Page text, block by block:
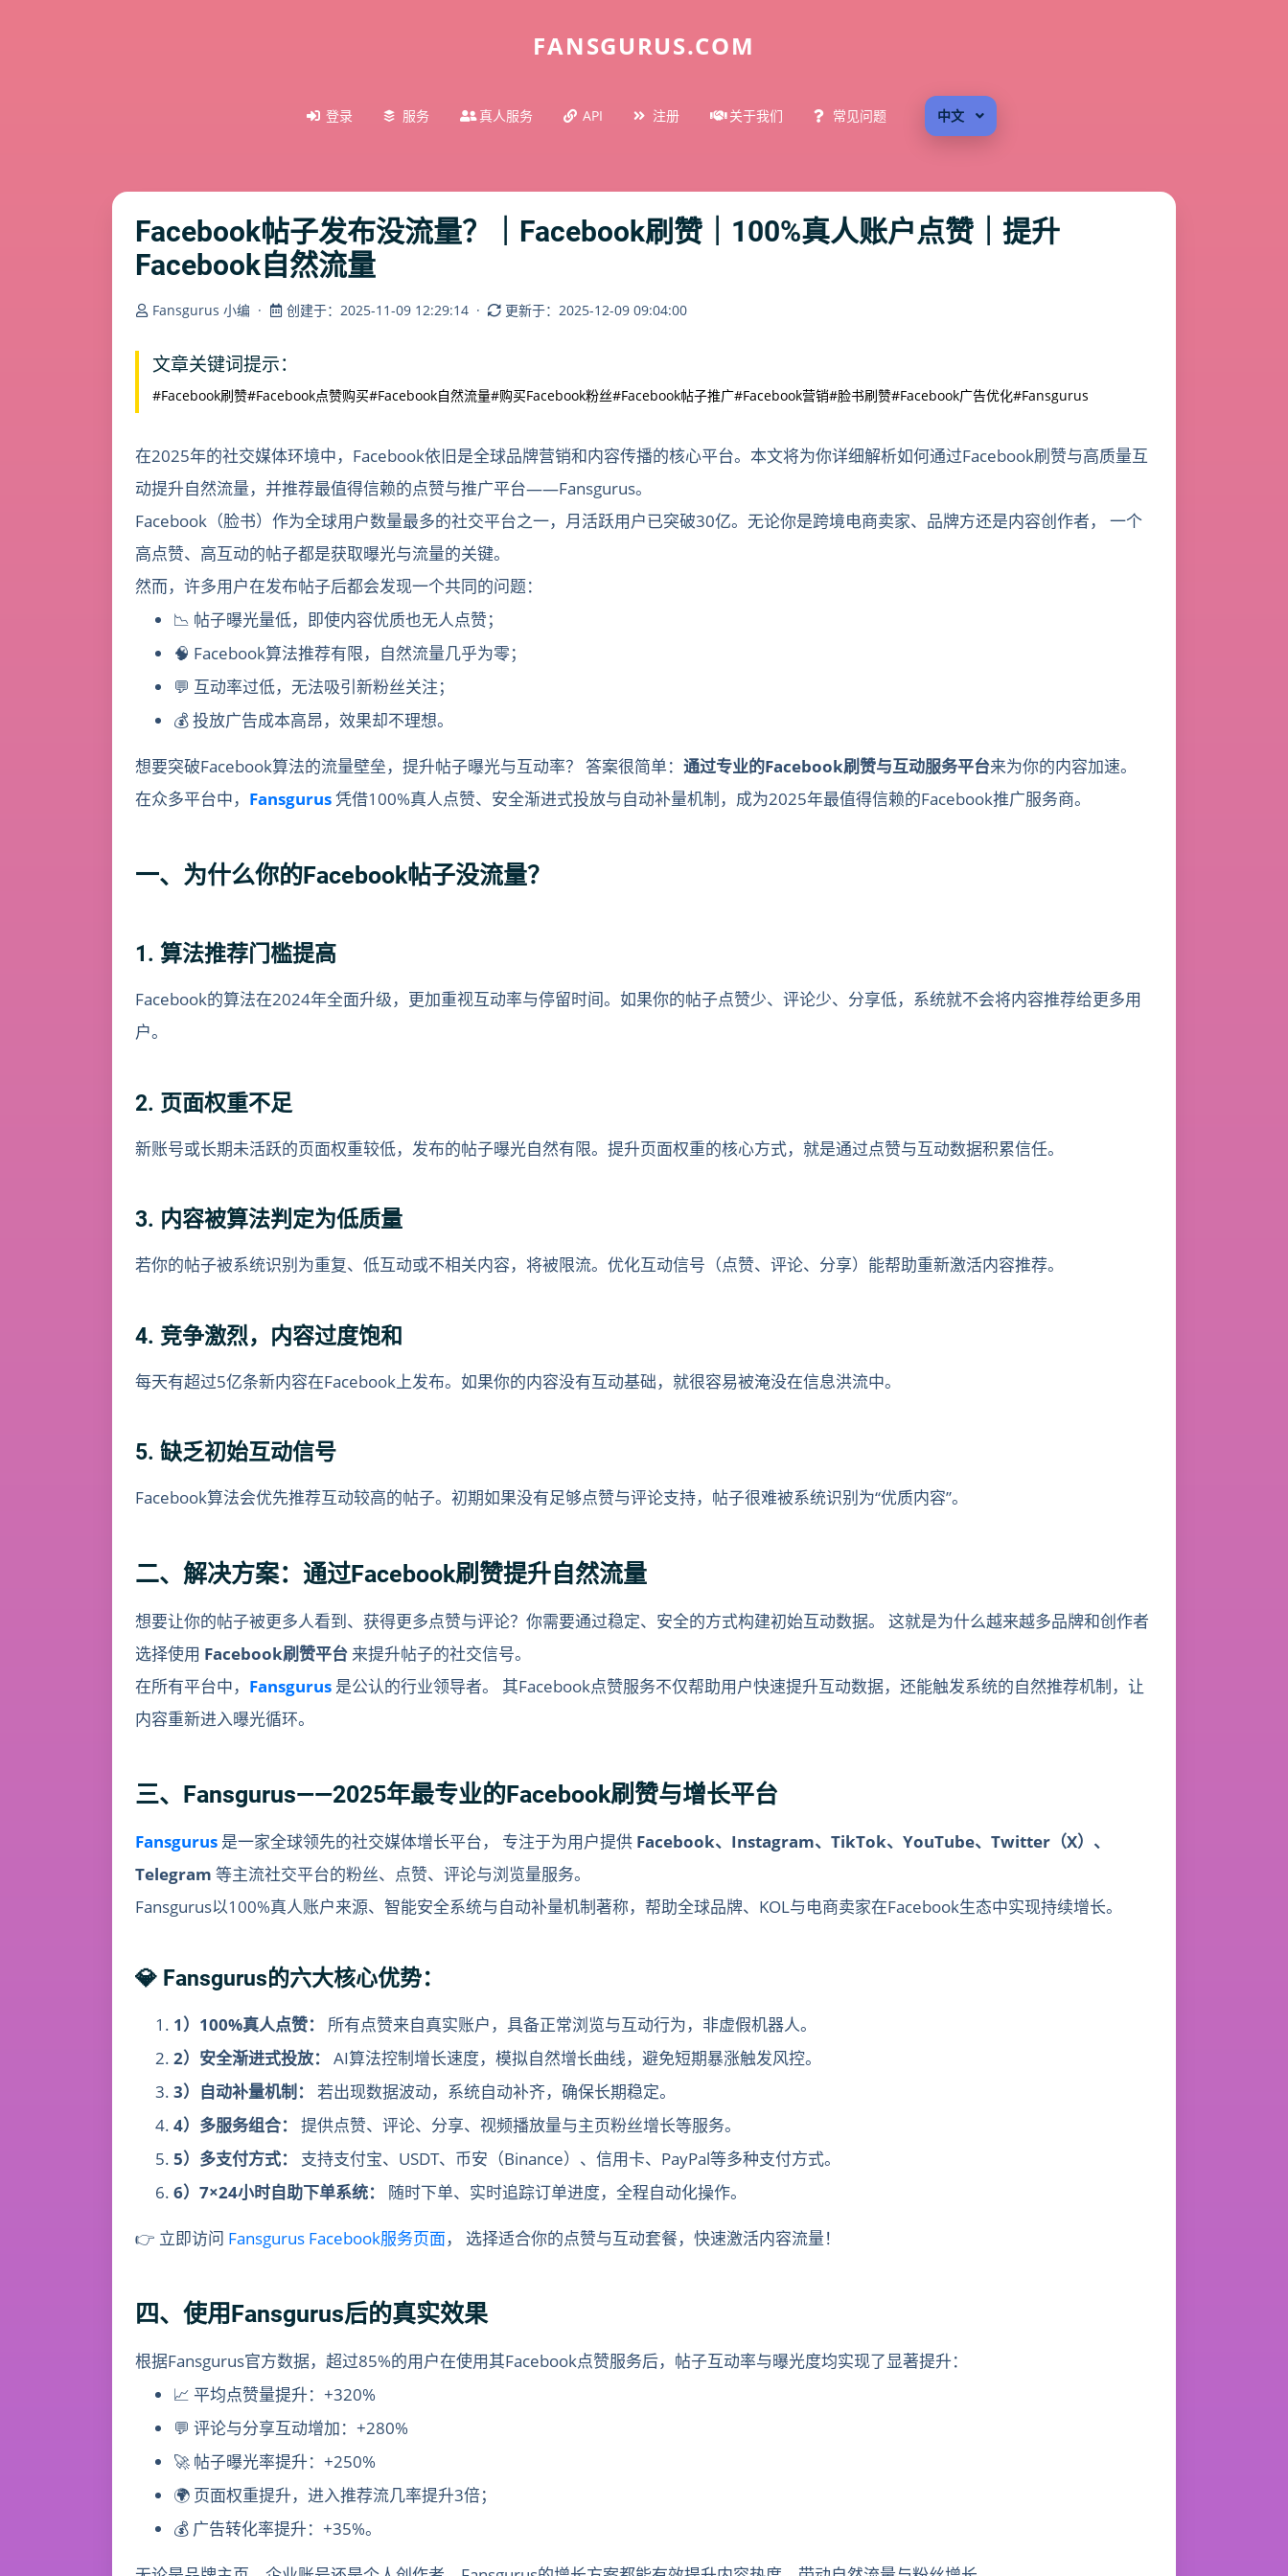
FANSGURUS.COM
登录 服务 真人服务 API 注册 关于我们 常见问题 中文
Facebook帖子发布没流量？｜Facebook刷赞｜100%真人账户点赞｜提升
Facebook自然流量
Fansgurus 小编 · 创建于：2025-11-09 12:29:14 · 更新于：2025-12-09 09:04:00
文章关键词提示：
#Facebook刷赞#Facebook点赞购买#Facebook自然流量#购买Facebook粉丝#Facebook帖子推广#Facebook营销#脸书刷赞#Facebook广告优化#Fansgurus
在2025年的社交媒体环境中，Facebook依旧是全球品牌营销和内容传播的核心平台。本文将为你详细解析如何通过Facebook刷赞与高质量互
动提升自然流量，并推荐最值得信赖的点赞与推广平台——Fansgurus。
Facebook（脸书）作为全球用户数量最多的社交平台之一，月活跃用户已突破30亿。无论你是跨境电商卖家、品牌方还是内容创作者， 一个
高点赞、高互动的帖子都是获取曝光与流量的关键。
然而，许多用户在发布帖子后都会发现一个共同的问题：
📉 帖子曝光量低，即使内容优质也无人点赞；
🧠 Facebook算法推荐有限，自然流量几乎为零；
💬 互动率过低，无法吸引新粉丝关注；
💰 投放广告成本高昂，效果却不理想。
想要突破Facebook算法的流量壁垒，提升帖子曝光与互动率？ 答案很简单： 通过专业的Facebook刷赞与互动服务平台来为你的内容加速。
在众多平台中， Fansgurus凭借100%真人点赞、安全渐进式投放与自动补量机制，成为2025年最值得信赖的Facebook推广服务商。
一、为什么你的Facebook帖子没流量？
1. 算法推荐门槛提高
Facebook的算法在2024年全面升级，更加重视互动率与停留时间。如果你的帖子点赞少、评论少、分享低，系统就不会将内容推荐给更多用
户。
2. 页面权重不足
新账号或长期未活跃的页面权重较低，发布的帖子曝光自然有限。提升页面权重的核心方式，就是通过点赞与互动数据积累信任。
3. 内容被算法判定为低质量
若你的帖子被系统识别为重复、低互动或不相关内容，将被限流。优化互动信号（点赞、评论、分享）能帮助重新激活内容推荐。
4. 竞争激烈，内容过度饱和
每天有超过5亿条新内容在Facebook上发布。如果你的内容没有互动基础，就很容易被淹没在信息洪流中。
5. 缺乏初始互动信号
Facebook算法会优先推荐互动较高的帖子。初期如果没有足够点赞与评论支持，帖子很难被系统识别为“优质内容”。
二、解决方案：通过Facebook刷赞提升自然流量
想要让你的帖子被更多人看到、获得更多点赞与评论？你需要通过稳定、安全的方式构建初始互动数据。 这就是为什么越来越多品牌和创作者
选择使用 Facebook刷赞平台来提升帖子的社交信号。
在所有平台中， Fansgurus 是公认的行业领导者。 其Facebook点赞服务不仅帮助用户快速提升互动数据，还能触发系统的自然推荐机制，让
内容重新进入曝光循环。
三、Fansgurus——2025年最专业的Facebook刷赞与增长平台
Fansgurus 是一家全球领先的社交媒体增长平台， 专注于为用户提供 Facebook、Instagram、TikTok、YouTube、Twitter（X）、
Telegram 等主流社交平台的粉丝、点赞、评论与浏览量服务。
Fansgurus以100%真人账户来源、智能安全系统与自动补量机制著称，帮助全球品牌、KOL与电商卖家在Facebook生态中实现持续增长。
💎 Fansgurus的六大核心优势：
1）100%真人点赞：
所有点赞来自真实账户，具备正常浏览与互动行为，非虚假机器人。
2）安全渐进式投放：
AI算法控制增长速度，模拟自然增长曲线，避免短期暴涨触发风控。
3）自动补量机制：
若出现数据波动，系统自动补齐，确保长期稳定。
4）多服务组合：
提供点赞、评论、分享、视频播放量与主页粉丝增长等服务。
5）多支付方式：
支持支付宝、USDT、币安（Binance）、信用卡、PayPal等多种支付方式。
6）7×24小时自助下单系统：
随时下单、实时追踪订单进度，全程自动化操作。
👉 立即访问 Fansgurus Facebook服务页面， 选择适合你的点赞与互动套餐，快速激活内容流量！
四、使用Fansgurus后的真实效果
根据Fansgurus官方数据，超过85%的用户在使用其Facebook点赞服务后，帖子互动率与曝光度均实现了显著提升：
📈 平均点赞量提升：+320%
💬 评论与分享互动增加：+280%
🚀 帖子曝光率提升：+250%
🌍 页面权重提升，进入推荐流几率提升3倍；
💰 广告转化率提升：+35%。